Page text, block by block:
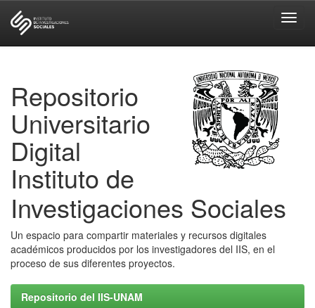
Repositorio
Universitario
Digital
Instituto de
Investigaciones Sociales
Un espacio para compartir materiales y recursos digitales
académicos producidos por los investigadores del IIS, en el
proceso de sus diferentes proyectos.
Repositorio del IIS-UNAM